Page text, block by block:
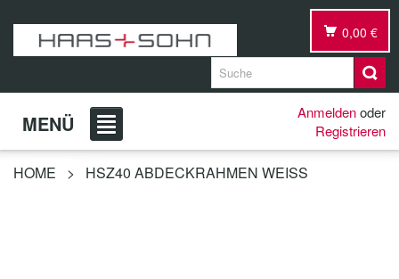
0,00 €
MENÜ Anmeldenoder
Registrieren
HOME > HSZ40 ABDECKRAHMEN WEISS